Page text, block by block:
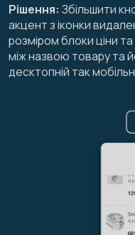
Рішення: Збільшити
акцент з іконки
розміром блоки ціни
між назвою товару та
десктопній так